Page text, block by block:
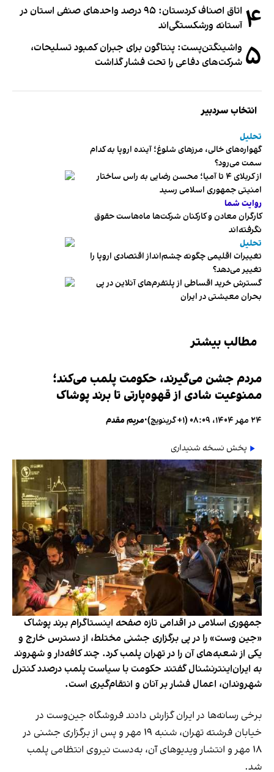
۴
اتاق اصناف کردستان: ۹۵ درصد واحدهای صنفی استان در
آستانه ورشکستگی‌اند
۵ واشینگتن‌پست: پنتاگون برای جبران کمبود تسلیحات،
شرکت‌های دفاعی را تحت فشار گذاشت
انتخاب سردبیر
تحلیل
گهواره‌های خالی، مرزهای شلوغ؛ آینده اروپا به کدام
سمت می‌رود؟
از کربلای ۴ تا آمیا؛ محسن رضایی به راس ساختار
امنیتی جمهوری اسلامی رسید
روایت شما
کارگران معادن و کارکنان شرکت‌ها ماه‌هاست حقوق
نگرفته‌اند
تحلیل
تغییرات اقلیمی چگونه چشم‌انداز اقتصادی اروپا را
تغییر می‌دهد؟
گسترش خرید اقساطی از پلتفرم‌های آنلاین در پی
بحران معیشتی در ایران
مطالب بیشتر
مردم جشن می‌گیرند، حکومت پلمب می‌کند؛
ممنوعیت شادی از قهوه‌پارتی تا برند پوشاک
۲۴ مهر ۱۴۰۴، ۰۸:۰۹ (‎+۱ گرینویچ) •مریم مقدم
پخش نسخه شنیداری
جمهوری اسلامی در اقدامی تازه صفحه اینستاگرام برند پوشاک
«جین وست» را در پی برگزاری جشنی مختلط، از دسترس خارج و
یکی از شعبه‌های آن را در تهران پلمب کرد. چند کافه‌‌دار و شهروند
به ایران‌اینترنشنال گفتند حکومت با سیاست پلمب درصدد کنترل
شهروندان، اعمال فشار بر آنان و انتقام‌گیری است.
برخی رسانه‌ها در ایران گزارش دادند فروشگاه جین‌وست در
خیابان فرشته تهران، شنبه ۱۹ مهر و پس از برگزاری جشنی در
۱۸ مهر و انتشار ویدیوهای آن، به‌دست نیروی انتظامی پلمب
شد.